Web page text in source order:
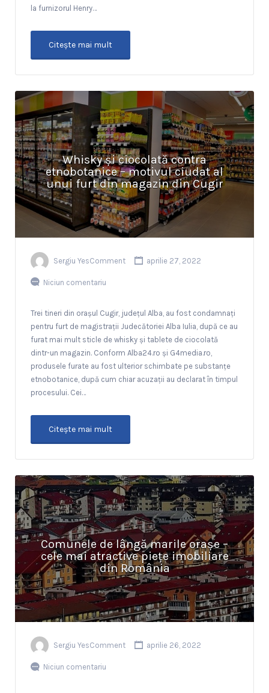
la furnizorul Henry…
Citeşte mai mult
Whisky și ciocolată contra
etnobotanice – motivul ciudat al
unui furt din magazin din Cugir
Sergiu YesComment aprilie 27, 2022
Niciun comentariu
Trei tineri din orașul Cugir, județul Alba, au fost condamnați
pentru furt de magistrații Judecătoriei Alba Iulia, după ce au
furat mai mult sticle de whisky și tablete de ciocolată
dintr-un magazin. Conform Alba24.ro și G4media.ro,
produsele furate au fost ulterior schimbate pe substanțe
etnobotanice, după cum chiar acuzații au declarat în timpul
procesului. Cei…
Citeşte mai mult
Comunele de lângă marile orașe –
cele mai atractive piețe imobiliare
din România
Sergiu YesComment aprilie 26, 2022
Niciun comentariu